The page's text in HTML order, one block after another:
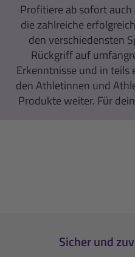
Profitiere ab sofort
die zahlreiche
den verschiedensten
Rückgriff auf
Erkenntnisse und in teils
den Athletinnen und
Produkte weiter. Für
Sicher und